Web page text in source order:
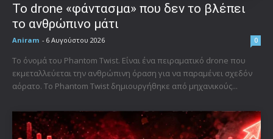
Το drone «φάντασμα» που δεν το βλέπει
το ανθρώπινο μάτι
Aniram - 6 Αυγούστου 2026 0
Το όνομά του Phantom Twist. Είναι ένα πειραματικό drone που
εκμεταλλεύεται την ανθρώπινη όραση για να παραμένει σχεδόν
αόρατο. Το Phantom Twist δημιουργήθηκε από μηχανικούς...